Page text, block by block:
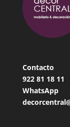
Contacto
922 81 18 11
WhatsApp